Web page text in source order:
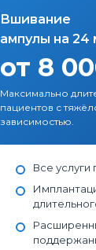
Вшивание
ампулы на 24
от 8
Максимально
пациентов с
зависимостью.
Все услуги